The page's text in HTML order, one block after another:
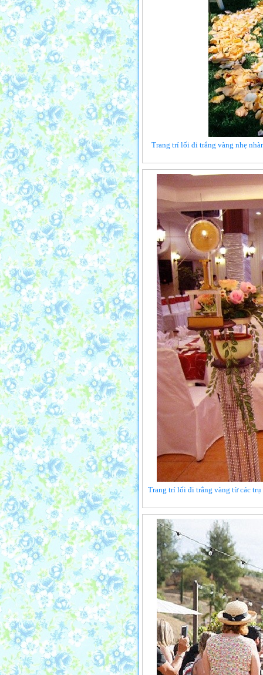
Trang trí lối đi trắng vàng nhẹ
Trang trí lối đi trắng vàng từ các